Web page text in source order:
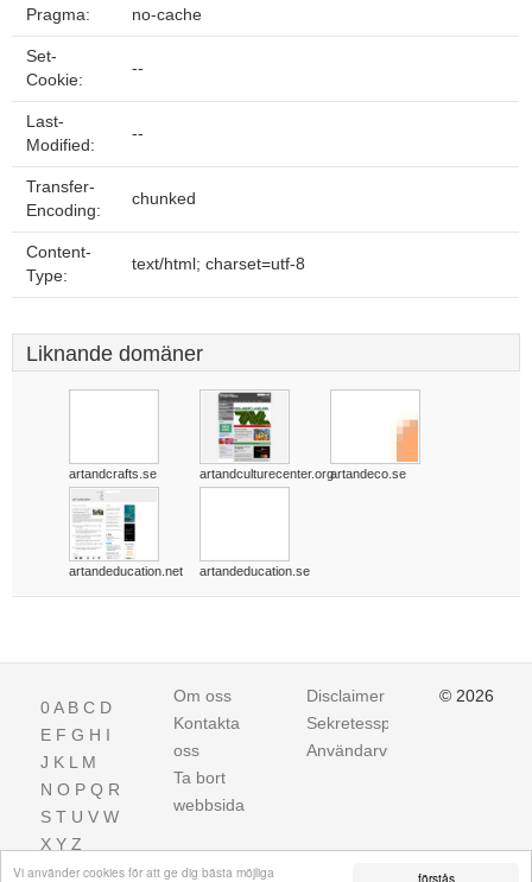
förstås
Vi använder cookies för att ge dig bästa möjliga
Pragma: no-cache
Set-
Cookie:
--
Last-
Modified:
--
Transfer-
Encoding:
chunked
Content-
Type:
text/html; charset=utf-8
Liknande domäner
artandcrafts.se artandculturecenter.orgartandeco.se
artandeducation.net artandeducation.se
0A B C D
E F G H I
J K L M
N O P Q R
S T U V W
X Y Z
Om oss
Kontakta
oss
Ta bort
webbsida
Disclaimer
Sekretesspolicy
Användarvillkor
© 2026